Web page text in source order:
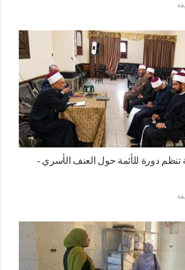
تنظم دورة للأئمة حول العنف الأسري -